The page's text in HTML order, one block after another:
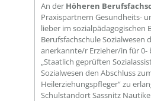
An der Höheren
Praxispartnern Gesundheits-
lieber im sozialpädagogischen
Berufsfachschule Sozialwesen
anerkannte/r Erzieher/in für 0-
„Staatlich geprüften
Sozialwesen den Abschluss
Heilerziehungspfleger“ zu
Schulstandort Sassnitz